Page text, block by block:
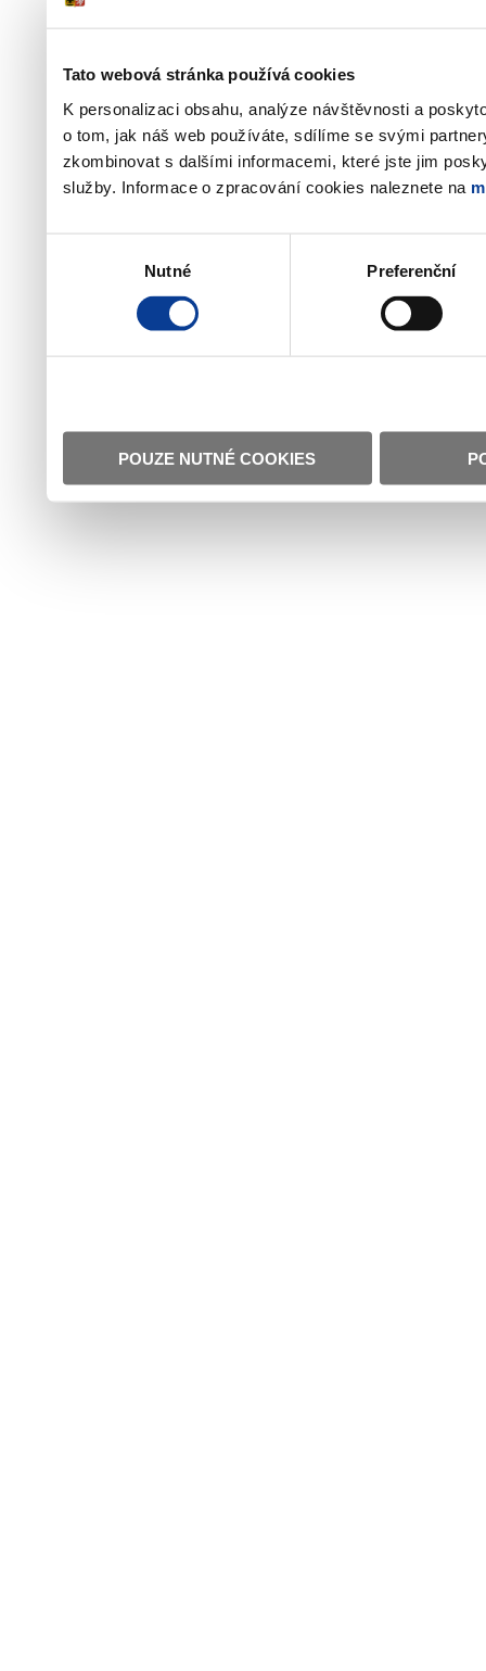
Tato webová stránka používá cookies
K personalizaci obsahu, analýze návštěvnosti a
o tom, jak náš web používáte, sdílíme se svými
zkombinovat s dalšími informacemi, které jste jim
služby. Informace o zpracování cookies naleznete na
Nutné Preferenční
POUZE NUTNÉ COOKIES